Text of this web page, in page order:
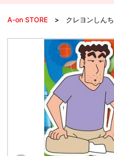
A-on STORE クレヨンしん